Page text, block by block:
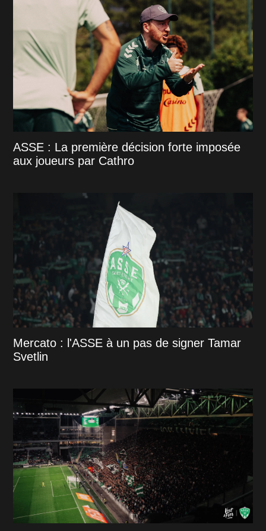
ASSE : La première décision forte imposée
aux joueurs par Cathro
Mercato : l'ASSE à un pas de signer Tamar
Svetlin